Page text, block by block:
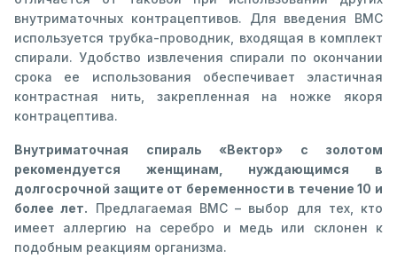
внутриматочных контрацептивов. Для введения ВМС
используется трубка-проводник, входящая в комплект
спирали. Удобство извлечения спирали по окончании
срока ее использования обеспечивает эластичная
контрастная нить, закрепленная на ножке якоря
контрацептива.
Внутриматочная спираль «Вектор» с золотом
рекомендуется женщинам, нуждающимся в
долгосрочной защите от беременности в течение 10 и
более лет. Предлагаемая ВМС – выбор для тех, кто
имеет аллергию на серебро и медь или склонен к
подобным реакциям организма.